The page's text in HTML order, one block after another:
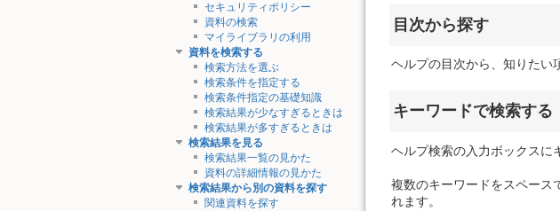
セキュリティポリシー
資料の検索
マイライブラリの利用
資料を検索する
検索方法を選ぶ
検索条件を指定する
検索条件指定の基礎知識
検索結果が少なすぎるときは
検索結果が多すぎるときは
検索結果を見る
検索結果一覧の見かた
資料の詳細情報の見かた
検索結果から別の資料を探す
関連資料を探す
目次から探す
ヘルプの目次から、知りたい
キーワードで検索する
ヘルプ検索の入力ボックスに
複数のキーワードをスペース
れます。